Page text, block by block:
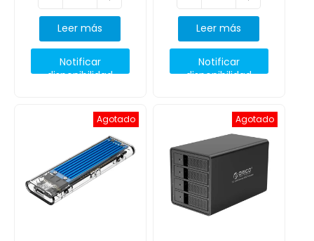
Leer más
Notificar
disponibilidad
Leer más
Notificar
disponibilidad
Agotado Agotado